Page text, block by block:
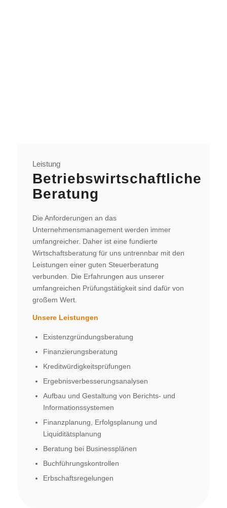
Leistung
Betriebswirtschaftliche
Beratung
Die Anforderungen an das
Unternehmensmanagement werden immer
umfangreicher. Daher ist eine fundierte
Wirtschaftsberatung für uns untrennbar mit den
Leistungen einer guten Steuerberatung
verbunden. Die Erfahrungen aus unserer
umfangreichen Prüfungstätigkeit sind dafür von
großem Wert.
Unsere Leistungen
Existenzgründungsberatung
Finanzierungsberatung
Kreditwürdigkeitsprüfungen
Ergebnisverbesserungsanalysen
Aufbau und Gestaltung von Berichts- und
Informationssystemen
Finanzplanung, Erfolgsplanung und
Liquiditätsplanung
Beratung bei Businessplänen
Buchführungskontrollen
Erbschaftsregelungen